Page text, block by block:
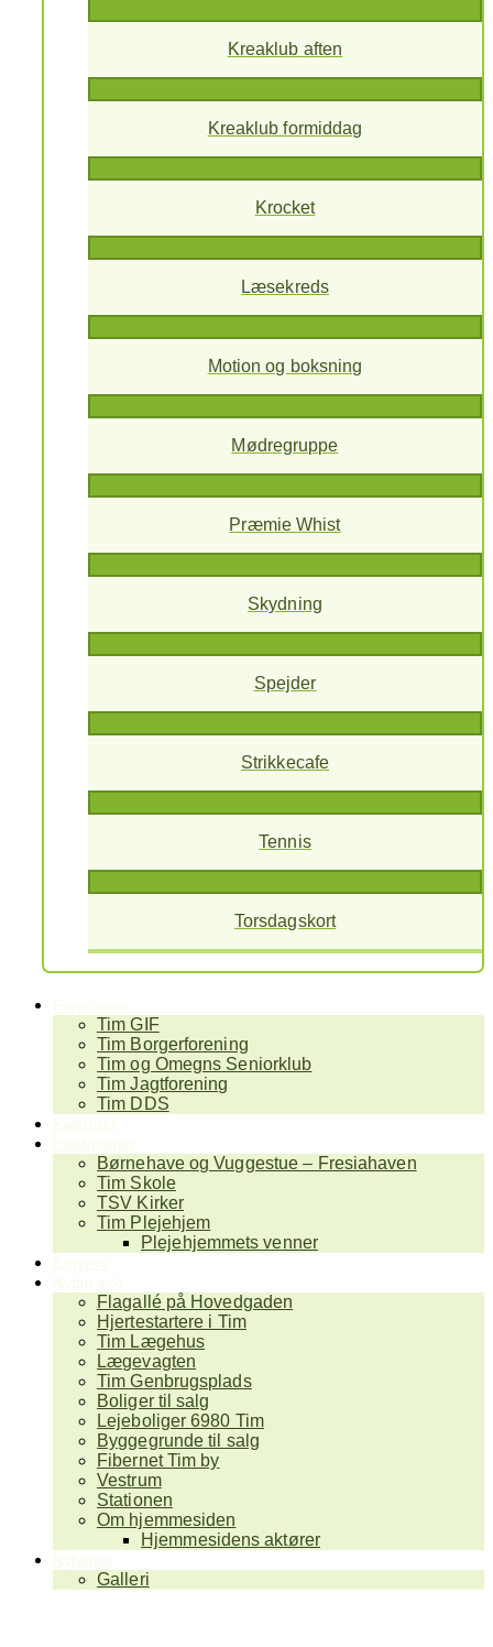
Kreaklub aften
Kreaklub formiddag
Krocket
Læsekreds
Motion og boksning
Mødregruppe
Præmie Whist
Skydning
Spejder
Strikkecafe
Tennis
Torsdagskort
Tim GIF
Tim Borgerforening
Tim og Omegns Seniorklub
Tim Jagtforening
Tim DDS
Børnehave og Vuggestue – Fresiahaven
Tim Skole
TSV Kirker
Tim Plejehjem
Plejehjemmets venner
Flagallé på Hovedgaden
Hjertestartere i Tim
Tim Lægehus
Lægevagten
Tim Genbrugsplads
Boliger til salg
Lejeboliger 6980 Tim
Byggegrunde til salg
Fibernet Tim by
Vestrum
Stationen
Om hjemmesiden
Hjemmesidens aktører
Galleri